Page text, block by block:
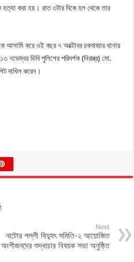
হত্যা করা হয়। রাত ৩টার দিকে হল থেকে তার
আসামি করে ওই বছর ৭ অক্টোবর চকবাজার থানায়
ডিবি পুলিশের পরিদর্শক (নিরস্ত্র) মো.
দাখিল করেন।
Next
নাটোর পল্লী বিদ্যুৎ সমিতি-২ আয়োজিত
অংশীজনদের শুদ্ধাচার বিষয়ক সভা অনুষ্ঠিত